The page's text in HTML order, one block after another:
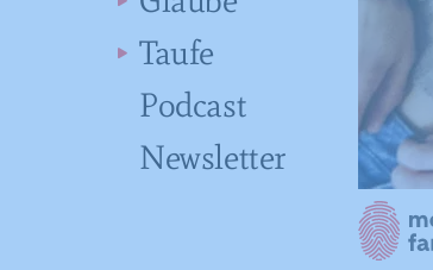
Taufe
Podcast
Newsletter